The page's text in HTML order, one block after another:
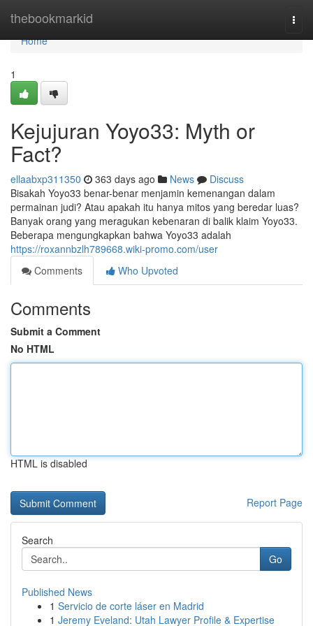
thebookmarkid
Home
Home
1
Kejujuran Yoyo33: Myth or
Fact?
ellaabxp311350 363 days ago News
Discuss
Bisakah Yoyo33 benar-benar menjamin kemenangan dalam
permainan judi? Atau apakah itu hanya mitos yang beredar luas?
Banyak orang yang meragukan kebenaran di balik klaim Yoyo33.
Beberapa mengungkapkan bahwa Yoyo33 adalah
https://roxannbzlh789668.wiki-promo.com/user
Comments
Who Upvoted
Comments
Submit a Comment
No HTML
HTML is disabled
Report Page
Search
Go
Published News
1 Servicio de corte láser en Madrid
1 Jeremy Eveland: Utah Lawyer Profile & Expertise